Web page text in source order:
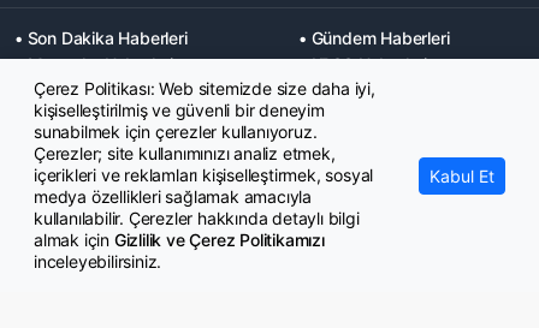
• Son Dakika Haberleri
• Gündem Haberleri
• Memurlar Haberleri
• KPSS Haberleri
• Ekonomi Haberleri
• Eğitim Haberleri
• Yaşam Haberleri
• Maaş Verileri Haberleri
• Mahkeme Kararları
Haberleri
Çerez Politikası: Web sitemizde size daha iyi,
kişiselleştirilmiş ve güvenli bir deneyim
sunabilmek için çerezler kullanıyoruz.
Çerezler; site kullanımınızı analiz etmek,
içerikleri ve reklamları kişiselleştirmek, sosyal
medya özellikleri sağlamak amacıyla
kullanılabilir. Çerezler hakkında detaylı bilgi
almak için Gizlilik ve Çerez Politikamızı
inceleyebilirsiniz.
Kabul Et